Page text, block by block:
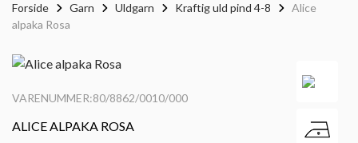
Forside Garn Uldgarn Kraftig uld pind 4-8
Alice
alpaka Rosa
VARENUMMER:80/8862/0010/000
ALICE ALPAKA ROSA